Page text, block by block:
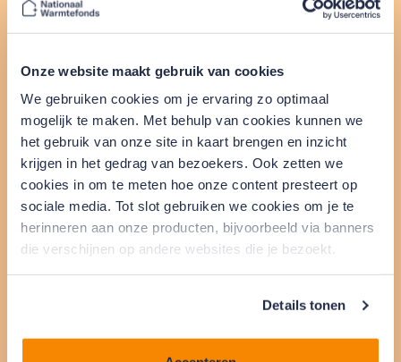
Onze website maakt gebruik van cookies
We gebruiken cookies om je ervaring zo optimaal
mogelijk te maken. Met behulp van cookies kunnen we
het gebruik van onze site in kaart brengen en inzicht
krijgen in het gedrag van bezoekers. Ook zetten we
cookies in om te meten hoe onze content presteert op
sociale media. Tot slot gebruiken we cookies om je te
herinneren aan onze producten, bijvoorbeeld via banners
die verschijnen op andere websites die je bezoekt.
Details tonen
Bekijk onze aantrekkelijke
tarieven
Actuele rente voor
eigenaar-bewoners
Wanneer je geld leent, betaal je rente. De hoogte
van deze rente hangt af van het bedrag dat je wilt
lenen. Bekijk onze tarieven in de tabel hieronder.